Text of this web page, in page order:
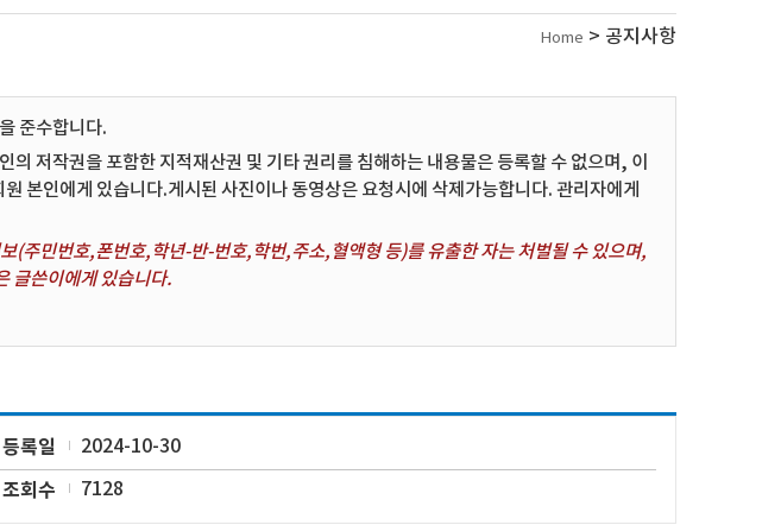
Home > 공지사항
준수합니다.
의 저작권을 포함한 지적재산권 및 기타 권리를 침해하는 내용물은 등록할 수 없으며, 이
본인에게 있습니다.게시된 사진이나 동영상은 요청시에 삭제가능합니다. 관리자에게
(주민번호,폰번호,학년-반-번호,학번,주소,혈액형 등)를 유출한 자는 처벌될 수 있으며,
글쓴이에게 있습니다.
등록일 2024-10-30
조회수 7128